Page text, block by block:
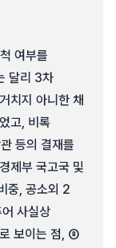
여부를
달리 3차
치지 아니한 채
고, 비록
등의 결재를
제부 국고국 및
중, 공소외 2
사실상
보이는 점, ⑧